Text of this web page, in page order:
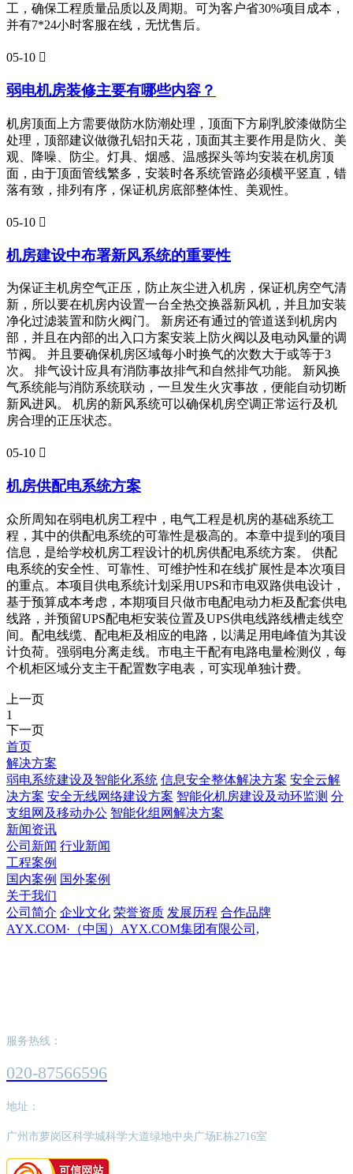
工，确保工程质量品质以及周期。可为客户省30%项目成本，
并有7*24小时客服在线，无忧售后。
05-10 
弱电机房装修主要有哪些内容？
机房顶面上方需要做防水防潮处理，顶面下方刷乳胶漆做防尘
处理，顶部建议做微孔铝扣天花，顶面其主要作用是防火、美
观、降噪、防尘。灯具、烟感、温感探头等均安装在机房顶
面，由于顶面管线繁多，安装时各系统管路必须横平竖直，错
落有致，排列有序，保证机房底部整体性、美观性。
05-10 
机房建设中布署新风系统的重要性
为保证主机房空气正压，防止灰尘进入机房，保证机房空气清
新，所以要在机房内设置一台全热交换器新风机，并且加安装
净化过滤装置和防火阀门。 新房还有通过的管道送到机房内
部，并且在内部的出入口方案安装上防火阀以及电动风量的调
节阀。 并且要确保机房区域每小时换气的次数大于或等于3
次。 排气设计应具有消防事故排气和自然排气功能。 新风换
气系统能与消防系统联动，一旦发生火灾事故，便能自动切断
新风进风。 机房的新风系统可以确保机房空调正常运行及机
房合理的正压状态。
05-10 
机房供配电系统方案
众所周知在弱电机房工程中，电气工程是机房的基础系统工
程，其中的供配电系统的可靠性是极高的。本章中提到的项目
信息，是给学校机房工程设计的机房供配电系统方案。 供配
电系统的安全性、可靠性、可维护性和在线扩展性是本次项目
的重点。本项目供电系统计划采用UPS和市电双路供电设计，
基于预算成本考虑，本期项目只做市电配电动力柜及配套供电
线路，并预留UPS配电柜安装位置及UPS供电线路线槽走线空
间。配电线缆、配电柜及相应的电路，以满足用电峰值为其设
计负荷。强弱电分离走线。市电主干配有电路电量检测仪，每
个机柜区域分支主干配置数字电表，可实现单独计费。
上一页
1
下一页
首页
解决方案
弱电系统建设及智能化系统 信息安全整体解决方案 安全云解
决方案 安全无线网络建设方案 智能化机房建设及动环监测 分
支组网及移动办公 智能化组网解决方案
新闻资讯
公司新闻 行业新闻
工程案例
国内案例 国外案例
关于我们
公司简介 企业文化 荣誉资质 发展历程 合作品牌
AYX.COM·（中国）AYX.COM集团有限公司,
服务热线：
020-87566596
地址：
广州市萝岗区科学城科学大道绿地中央广场E栋2716室